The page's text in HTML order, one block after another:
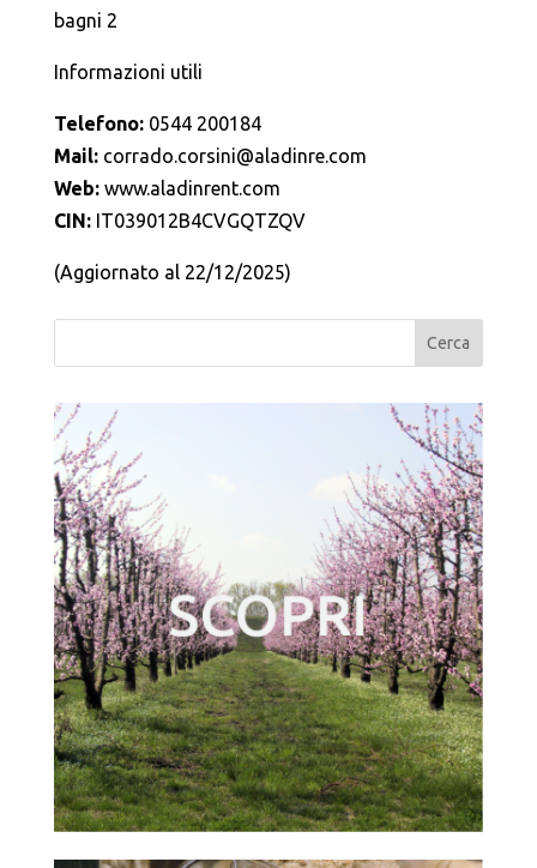
bagni 2
Informazioni utili
Telefono:0544 200184
Mail:corrado.corsini@aladinre.com
Web:www.aladinrent.com
CIN:IT039012B4CVGQTZQV
(Aggiornato al 22/12/2025)